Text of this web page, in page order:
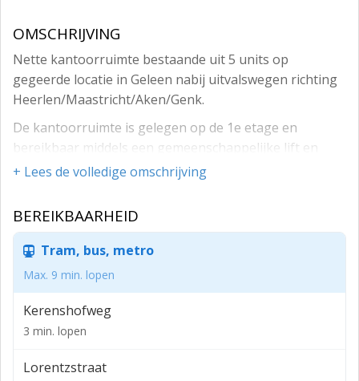
OMSCHRIJVING
Nette kantoorruimte bestaande uit 5 units op
gegeerde locatie in Geleen nabij uitvalswegen richting
Heerlen/Maastricht/Aken/Genk.
De kantoorruimte is gelegen op de 1e etage en
bereikbaar middels een gemeenschappelijke lift en
trap.
overleg mogelijk tot aanpassing afmetingen.
Beschikbare ruimtes (VVO):
- 1.02 (53,8 m2)
- 1.05 (20,4 m2)
+ Lees de volledige omschrijving
BEREIKBAARHEID
Tram, bus, metro
Max. 9 min. lopen
Kerenshofweg
3 min. lopen
Lorentzstraat